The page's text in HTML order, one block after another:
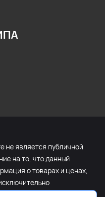
является публичной
на то, что данный
о товарах и ценах,
каких условиях не